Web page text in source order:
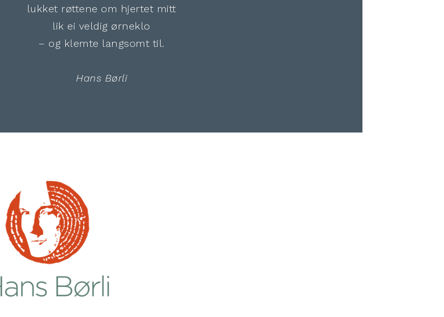
lukket røttene om hjertet mitt
lik ei veldig ørneklo
– og klemte langsomt til.
Hans Børli